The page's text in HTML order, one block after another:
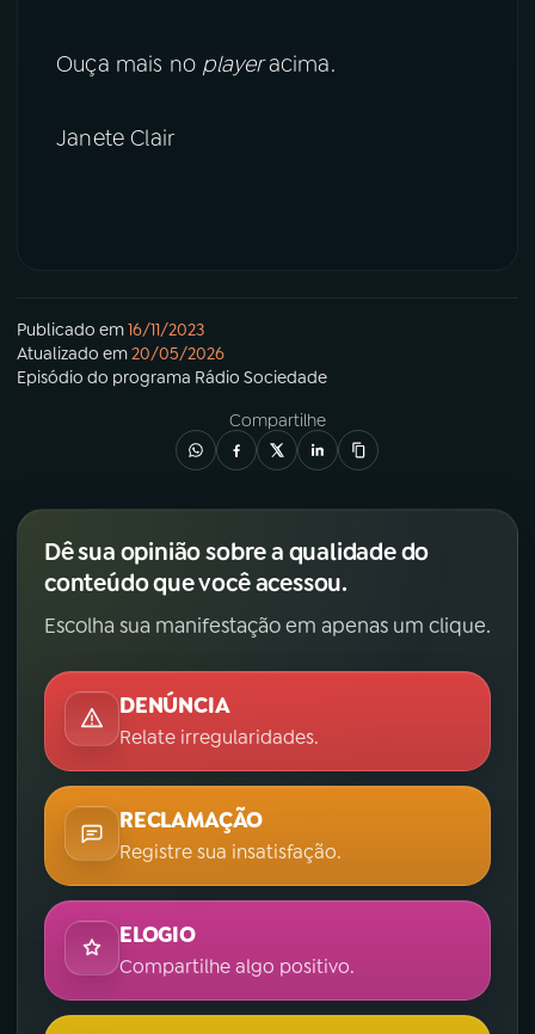
Ouça mais no playeracima.
Janete Clair
Publicado em16/11/2023
Atualizado em20/05/2026
Episódio do programa Rádio Sociedade
Compartilhe
Dê sua opinião sobre a qualidade do
conteúdo que você acessou.
Escolha sua manifestação em apenas um clique.
DENÚNCIA
Relate irregularidades.
RECLAMAÇÃO
Registre sua insatisfação.
ELOGIO
Compartilhe algo positivo.